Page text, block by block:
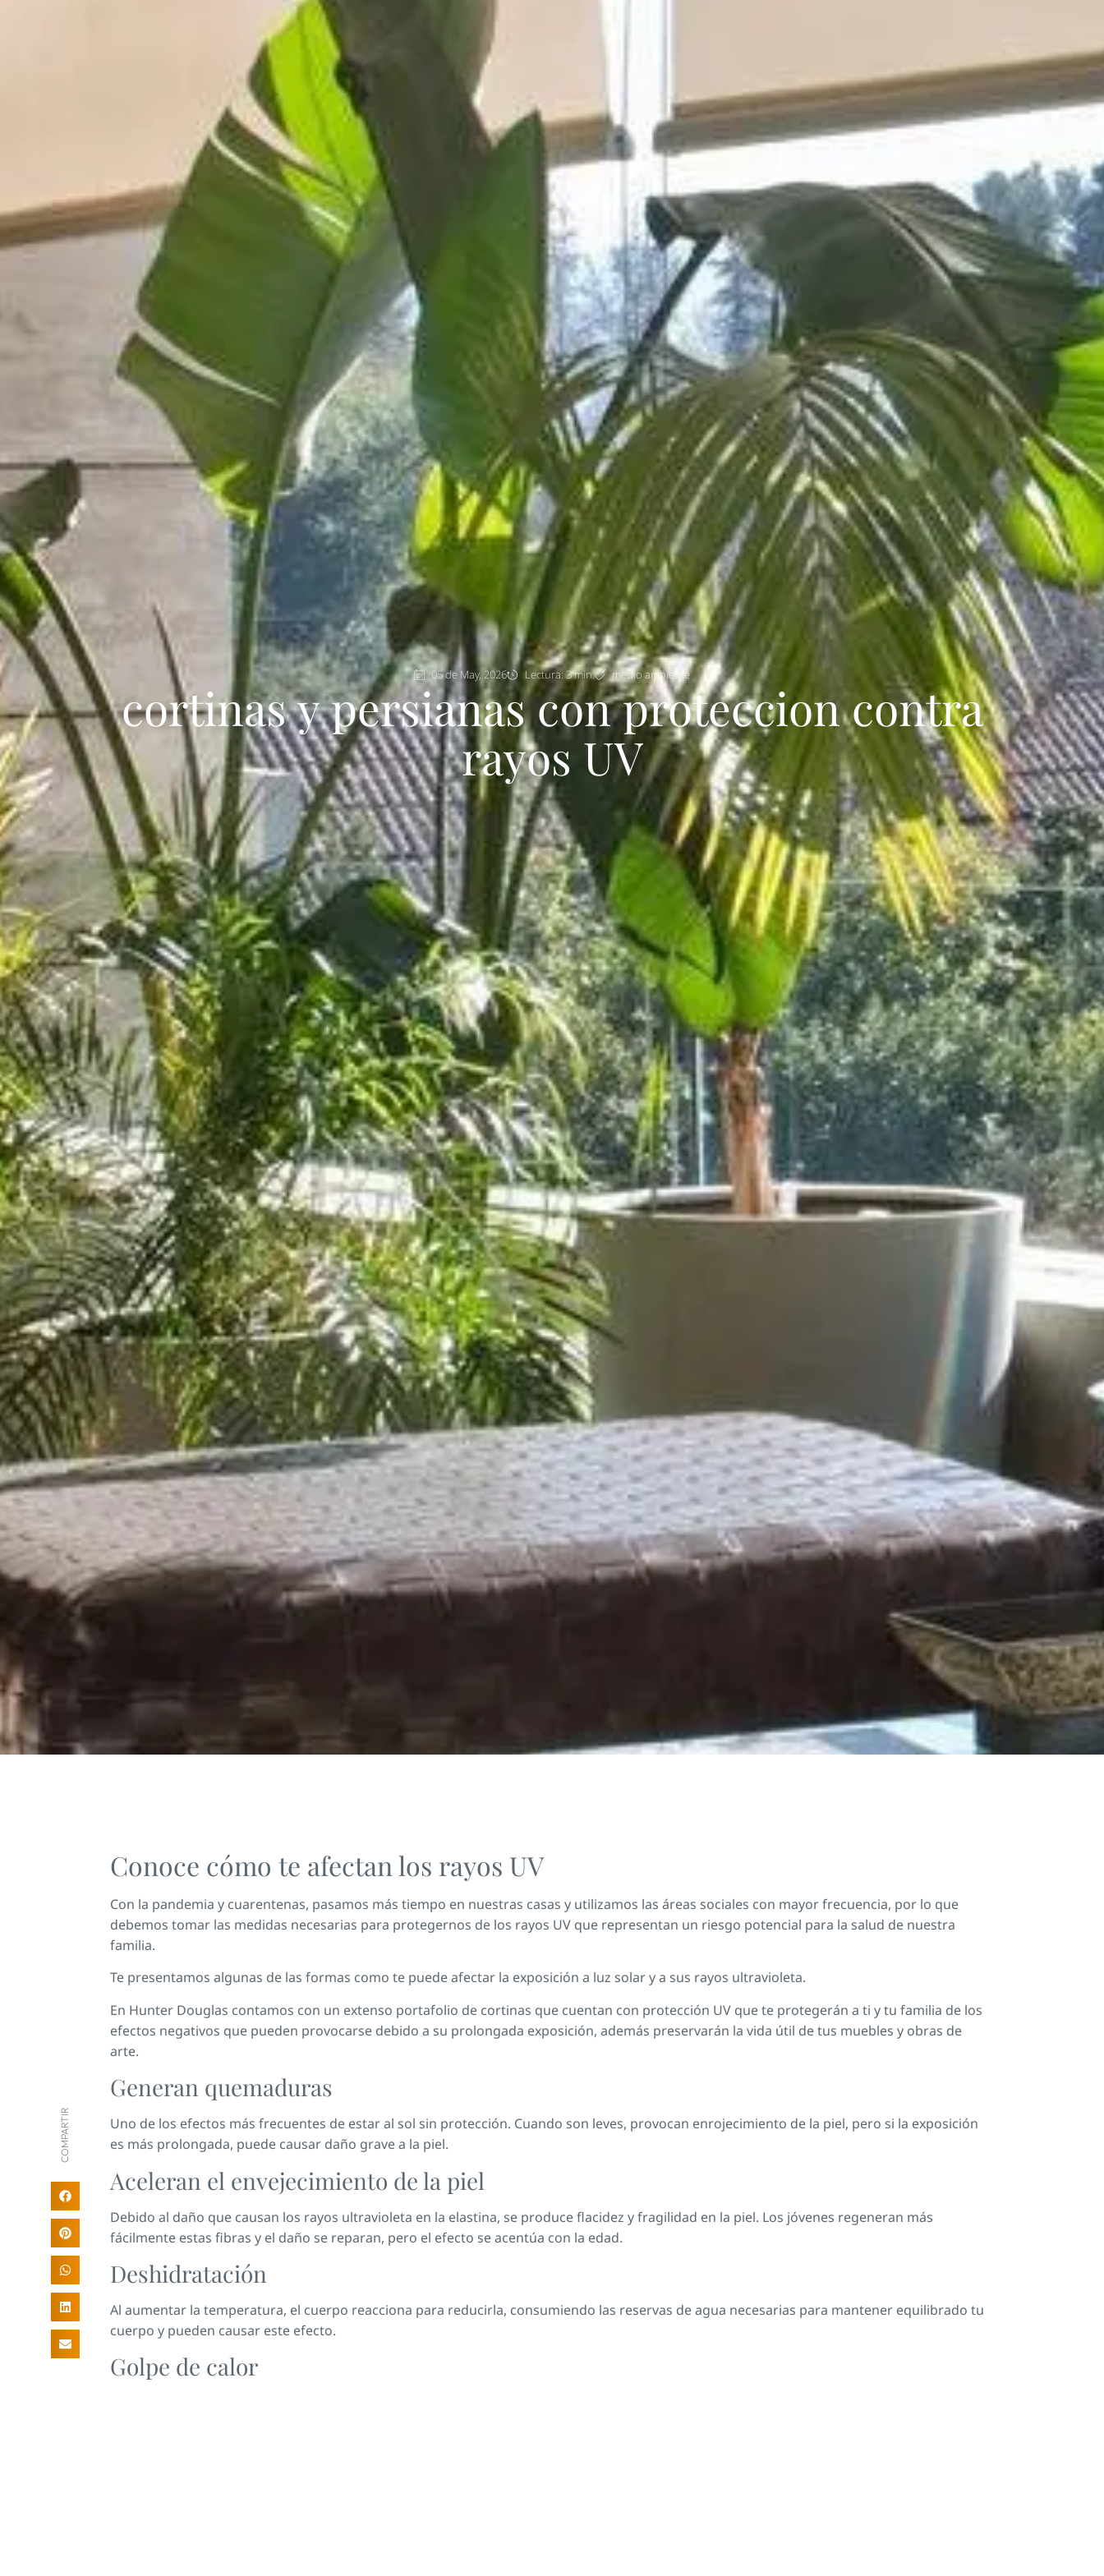
05 de May, 2026 Lectura: 3 min. medio ambiente
cortinas y persianas con proteccion contra
rayos UV
COMPARTIR
Conoce cómo te afectan los rayos UV
Con la pandemia y cuarentenas, pasamos más tiempo en nuestras casas y utilizamos las áreas sociales con mayor frecuencia, por lo que
debemos tomar las medidas necesarias para protegernos de los rayos UV que representan un riesgo potencial para la salud de nuestra
familia.
Te presentamos algunas de las formas como te puede afectar la exposición a luz solar y a sus rayos ultravioleta.
En Hunter Douglas contamos con un extenso portafolio de cortinas que cuentan con protección UV que te protegerán a ti y tu familia de los
efectos negativos que pueden provocarse debido a su prolongada exposición, además preservarán la vida útil de tus muebles y obras de
arte.
Generan quemaduras
Uno de los efectos más frecuentes de estar al sol sin protección. Cuando son leves, provocan enrojecimiento de la piel, pero si la exposición
es más prolongada, puede causar daño grave a la piel.
Aceleran el envejecimiento de la piel
Debido al daño que causan los rayos ultravioleta en la elastina, se produce flacidez y fragilidad en la piel. Los jóvenes regeneran más
fácilmente estas fibras y el daño se reparan, pero el efecto se acentúa con la edad.
Deshidratación
Al aumentar la temperatura, el cuerpo reacciona para reducirla, consumiendo las reservas de agua necesarias para mantener equilibrado tu
cuerpo y pueden causar este efecto.
Golpe de calor